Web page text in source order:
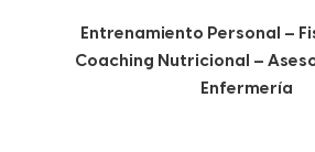
Entrenamiento Personal –
Coaching Nutricional –
Enfermería